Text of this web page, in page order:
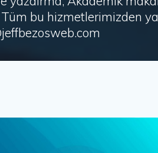
bu hizmetlerimizden